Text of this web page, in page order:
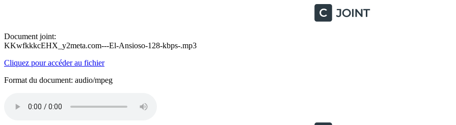
Document joint:
KKwfkkkcEHX_y2meta.com---El-Ansioso-128-kbps-.mp3
Cliquez pour accéder au fichier
Format du document: audio/mpeg